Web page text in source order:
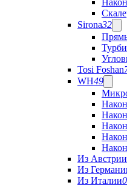
Sirona32
Tosi Foshan
WH49
Из Австрии
Из
Из Италии0